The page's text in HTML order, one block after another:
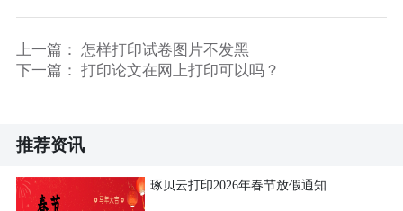
上一篇： 怎样打印试卷图片不发黑
下一篇： 打印论文在网上打印可以吗？
推荐资讯
琢贝云打印2026年春节放假通知